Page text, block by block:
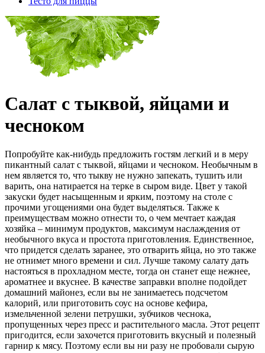
Салат с тыквой, яйцами и
чесноком
Попробуйте как-нибудь предложить гостям легкий и в меру
пикантный салат с тыквой, яйцами и чесноком. Необычным в
нем является то, что тыкву не нужно запекать, тушить или
варить, она натирается на терке в сыром виде. Цвет у такой
закуски будет насыщенным и ярким, поэтому на столе с
прочими угощениями она будет выделяться. Также к
преимуществам можно отнести то, о чем мечтает каждая
хозяйка – минимум продуктов, максимум наслаждения от
необычного вкуса и простота приготовления. Единственное,
что придется сделать заранее, это отварить яйца, но это также
не отнимет много времени и сил. Лучше такому салату дать
настояться в прохладном месте, тогда он станет еще нежнее,
ароматнее и вкуснее. В качестве заправки вполне подойдет
домашний майонез, если вы не занимаетесь подсчетом
калорий, или приготовить соус на основе кефира,
измельченной зелени петрушки, зубчиков чеснока,
пропущенных через пресс и растительного масла. Этот рецепт
пригодится, если захочется приготовить вкусный и полезный
гарнир к мясу. Поэтому если вы ни разу не пробовали сырую